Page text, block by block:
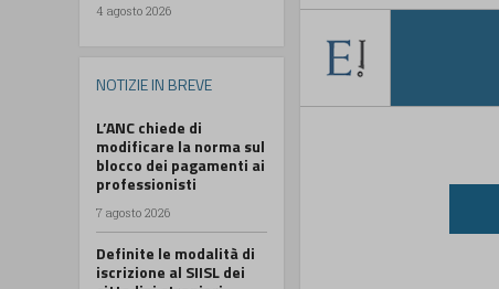
4 agosto 2026
NOTIZIE IN BREVE
L’ANC chiede di
modificare la norma sul
blocco dei pagamenti ai
professionisti
7 agosto 2026
Definite le modalità di
iscrizione al SIISL dei